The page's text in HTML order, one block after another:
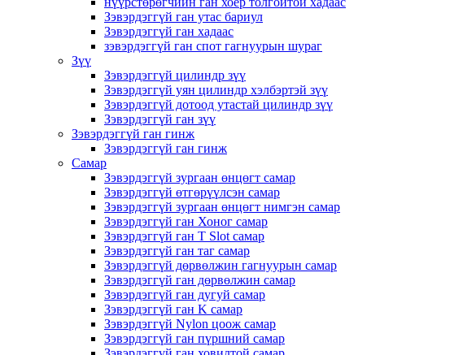
Зэвэрдэггүй ган утас бариул
Зэвэрдэггүй ган хадаас
зэвэрдэггүй ган спот гагнуурын шураг
Зүү
Зэвэрдэггүй цилиндр зүү
Зэвэрдэггүй уян цилиндр хэлбэртэй зүү
Зэвэрдэггүй дотоод утастай цилиндр зүү
Зэвэрдэггүй ган зүү
Зэвэрдэггүй ган гинж
Зэвэрдэггүй ган гинж
Самар
Зэвэрдэггүй зургаан өнцөгт самар
Зэвэрдэггүй өтгөрүүлсэн самар
Зэвэрдэггүй зургаан өнцөгт нимгэн самар
Зэвэрдэггүй ган Хоног самар
Зэвэрдэггүй ган T Slot самар
Зэвэрдэггүй ган таг самар
Зэвэрдэггүй дөрвөлжин гагнуурын самар
Зэвэрдэггүй ган дөрвөлжин самар
Зэвэрдэггүй ган дугуй самар
Зэвэрдэггүй ган K самар
Зэвэрдэггүй Nylon цоож самар
Зэвэрдэггүй ган пүршний самар